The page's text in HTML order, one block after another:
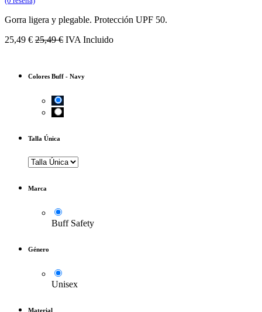
Gorra ligera y plegable. Protección UPF 50.
25,49 € 25,49€ IVA Incluido
Colores Buff - Navy
Talla Única
Marca
Buff Safety
Género
Unisex
Material